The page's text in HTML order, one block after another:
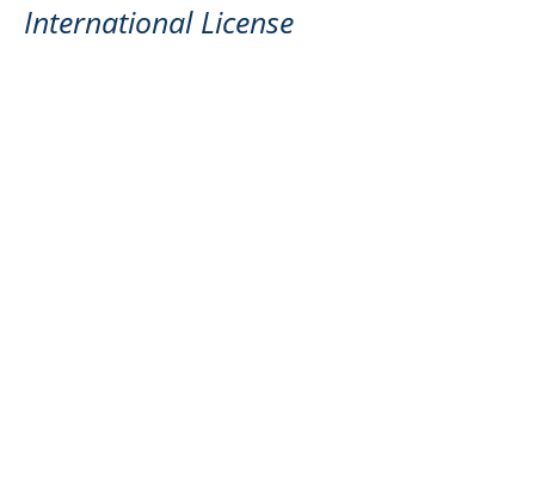
International License